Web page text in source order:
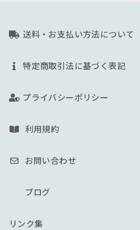
送料・お支払い方法について
特定商取引法に基づく表記
プライバシーポリシー
利用規約
お問い合わせ
ブログ
リンク集